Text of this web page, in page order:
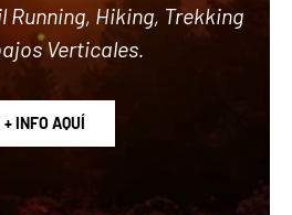
Running, Hiking, Trekking
Verticales.
+ INFO AQUÍ